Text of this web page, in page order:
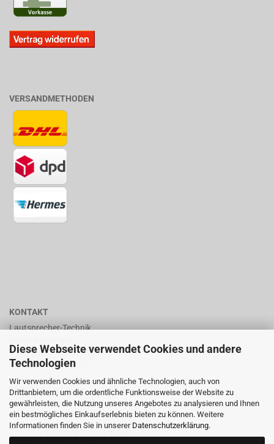
Diese Webseite verwendet Cookies und andere
Technologien
Wir verwenden Cookies und ähnliche Technologien, auch von
Drittanbietern, um die ordentliche Funktionsweise der Website zu
gewährleisten, die Nutzung unseres Angebotes zu analysieren und Ihnen
ein bestmögliches Einkaufserlebnis bieten zu können. Weitere
Informationen finden Sie in unserer Datenschutzerklärung.
VERSANDMETHODEN
KONTAKT
Lautsprecher-Technik
Frankenhäuserstr. 65
99706 Sondershausen
shop@lautsprecher-technik.de
Tel.: +49 (0) 36 32 / 757 876
Fax: +49 (0) 36 32 / 757 875
Mobil: +49 (0) 173 / 32 44 770